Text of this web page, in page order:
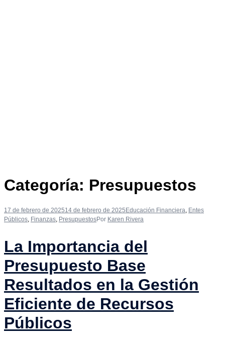
Categoría: Presupuestos
17 de febrero de 202514 de febrero de 2025Educación Financiera, Entes
Públicos, Finanzas, PresupuestosPor Karen Rivera
La Importancia del
Presupuesto Base
Resultados en la Gestión
Eficiente de Recursos
Públicos